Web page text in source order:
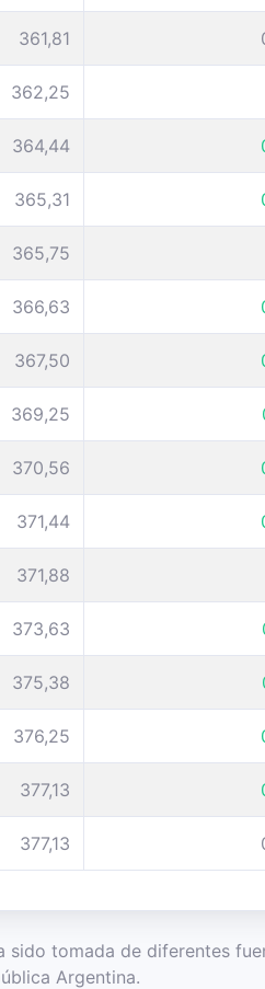
361,81
362,25
364,44
365,31
365,75
366,63
367,50
369,25
370,56
371,44
371,88
373,63
375,38
376,25
377,13
377,13
sido tomada de diferentes
Argentina.